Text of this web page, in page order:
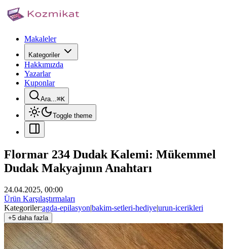
Makaleler
Kategoriler
Hakkımızda
Yazarlar
Kuponlar
Ara...⌘K
Toggle theme
Flormar 234 Dudak Kalemi: Mükemmel
Dudak Makyajının Anahtarı
24.04.2025, 00:00
Ürün Karşılaştırmaları
Kategoriler:agda-epilasyon|bakim-setleri-hediye|urun-icerikleri
+5 daha fazla